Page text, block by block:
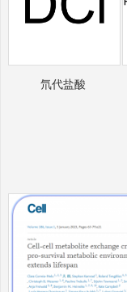
氘代盐酸